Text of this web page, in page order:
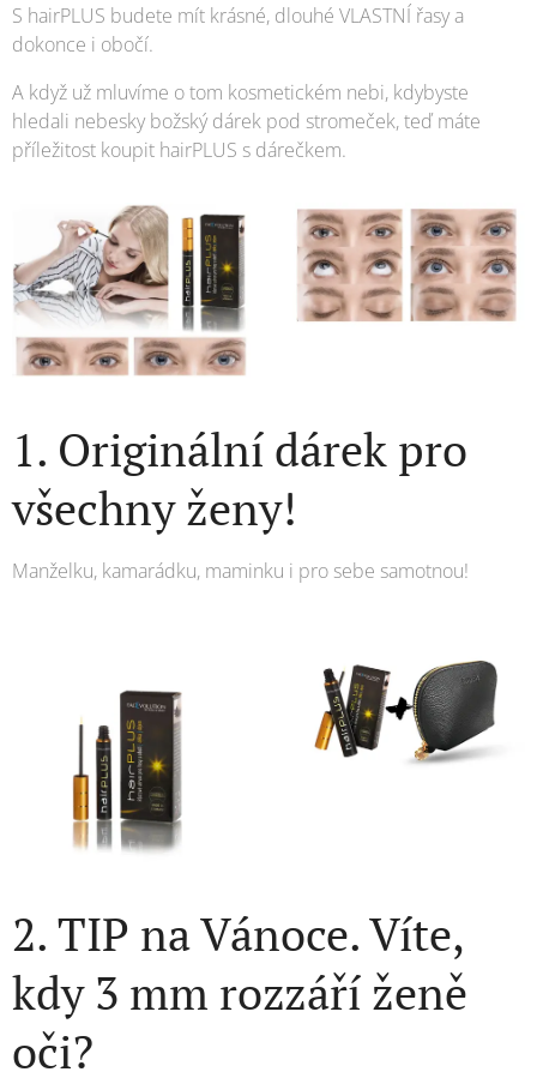
S hairPLUS budete mít krásné, dlouhé VLASTNÍ řasy a
dokonce i obočí.
A když už mluvíme o tom kosmetickém nebi, kdybyste
hledali nebesky božský dárek pod stromeček, teď máte
příležitost koupit hairPLUS s dárečkem.
1. Originální dárek pro
všechny ženy!
Manželku, kamarádku, maminku i pro sebe samotnou!
2. TIP na Vánoce. Víte,
kdy 3 mm rozzáří ženě
oči?